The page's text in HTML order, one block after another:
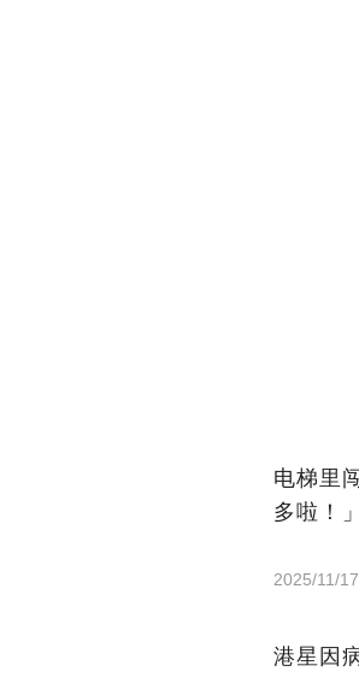
电梯里
多啦！」
2025/11/17
港星因